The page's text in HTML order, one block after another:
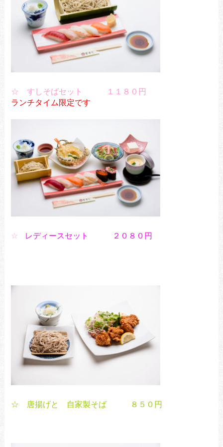
☆ すしそばセット １１８０円
ランチタイム限定です
☆ レディースセット ２０８０円
☆ 唐揚げと 自家製そば ８５０円